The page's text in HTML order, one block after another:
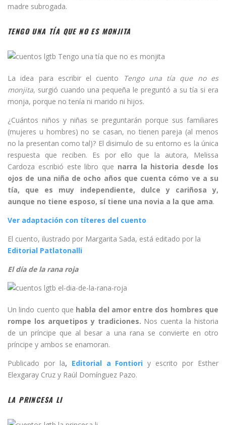
madre subrogada.
TENGO UNA TÍA QUE NO ES MONJITA
La idea para escribir el cuento Tengo una tía que no es
monjita, surgió cuando una pequeña le preguntó a su tía si era
monja, porque no tenía ni marido ni hijos.
¿Cuántos niños y niñas se preguntarán porque sus familiares
(mujeres u hombres) no se casan, no tienen pareja (al menos
no la presentan como tal)? El disimulo de su entorno es la única
respuesta que reciben. Es por ello que la autora, Melissa
Cardoza escribió este libro que narra la historia desde los
ojos de una niña de ocho años que cuenta cómo ve a su
tía, que es muy independiente, dulce y cariñosa y,
aunque no tiene esposo, sí tiene una novia a la que ama.
Ver adaptación con títeres del cuento
El cuento, ilustrado por Margarita Sada, está editado por la
Editorial Patlatonalli
El día de la rana roja
Un lindo cuento que habla del amor entre dos hombres que
rompe los arquetipos y tradiciones. Nos cuenta la historia
de un príncipe que al besar a una rana se convierte en otro
príncipe y ambos se enamoran.
Publicado por la, Editorial a Fontiori y escrito por Esther
Elexgaray Cruz y Raúl Domínguez Pazo.
LA PRINCESA LI